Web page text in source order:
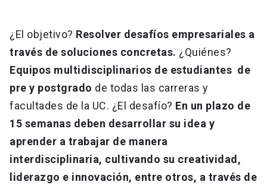
¿El objetivo? Resolver desafíos empresariales a
través de soluciones concretas. ¿Quiénes?
Equipos multidisciplinarios de estudiantes de
pre y postgrado de todas las carreras y
facultades de la UC. ¿El desafío? En un plazo de
15 semanas deben desarrollar su idea y
aprender a trabajar de manera
interdisciplinaria, cultivando su creatividad,
liderazgo e innovación, entre otros, a través de